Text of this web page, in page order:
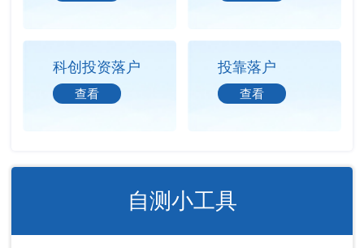
科创投资落户
查看
投靠落户
查看
自测小工具